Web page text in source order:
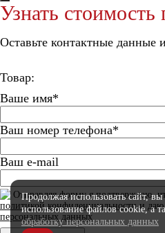
Продолжая использовать сайт, вы
использование файлов cookie, а
обработку персональных данных
Узнать
Оставьте контактные данные
Товар:
Ваше имя*
Ваш номер телефона*
Ваш e-mail
Отправляя форму я подтверждаю,
политикой конфиденциальностии даю
персональных данных